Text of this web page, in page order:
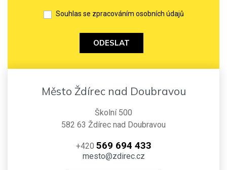
Souhlas se zpracováním osobních údajů
ODESLAT
Město Ždírec nad Doubravou
Školní 500
582 63 Ždírec nad Doubravou
+420 569 694 433
mesto@zdirec.cz